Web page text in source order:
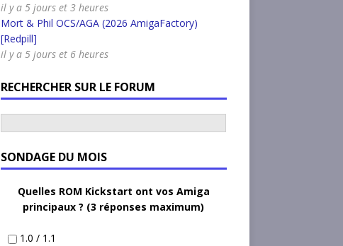
il y a 5 jours et 3 heures
Mort & Phil OCS/AGA (2026 AmigaFactory)
[Redpill]
il y a 5 jours et 6 heures
RECHERCHER SUR LE FORUM
SONDAGE DU MOIS
Quelles ROM Kickstart ont vos Amiga
principaux ? (3 réponses maximum)
1.0 / 1.1